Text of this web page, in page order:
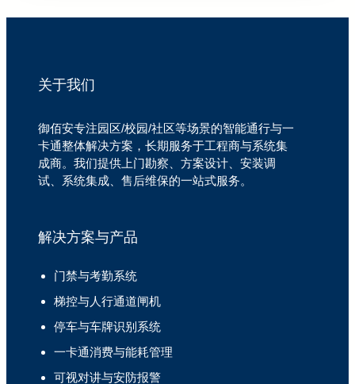
关于我们
御佰安专注园区/校园/社区等场景的智能通行与一
卡通整体解决方案，长期服务于工程商与系统集
成商。我们提供上门勘察、方案设计、安装调
试、系统集成、售后维保的一站式服务。
解决方案与产品
门禁与考勤系统
梯控与人行通道闸机
停车与车牌识别系统
一卡通消费与能耗管理
可视对讲与安防报警